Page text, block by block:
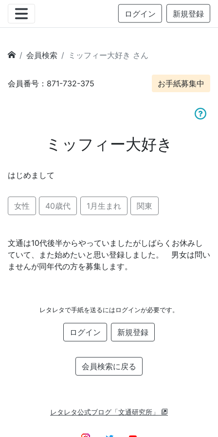
ログイン 新規登録
会員検索 ミッフィー大好き さん
会員番号：871-732-375 お手紙募集中
ミッフィー大好き
はじめまして
女性 40歳代 1月生まれ 関東
文通は10代後半からやっていましたがしばらくお休みし
ていて、また始めたいと思い登録しました。 男女は問い
ませんが同年代の方を募集します。
レタレタで手紙を送るにはログインが必要です。
ログイン 新規登録
会員検索に戻る
レタレタ公式ブログ「文通研究所」